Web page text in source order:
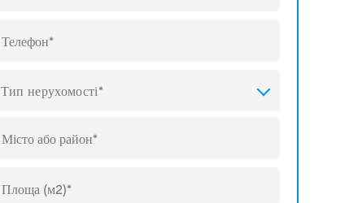
Тип нерухомості*